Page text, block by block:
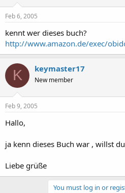
s
t
a
r
t
r
e
Feb 6, 2005
kennt wer dieses buch?
http://www.amazon.de/exec/
K keymaster17
New member
Feb 9, 2005
Hallo,
ja kenn dieses Buch war , willst
Liebe grüße
You must log in or